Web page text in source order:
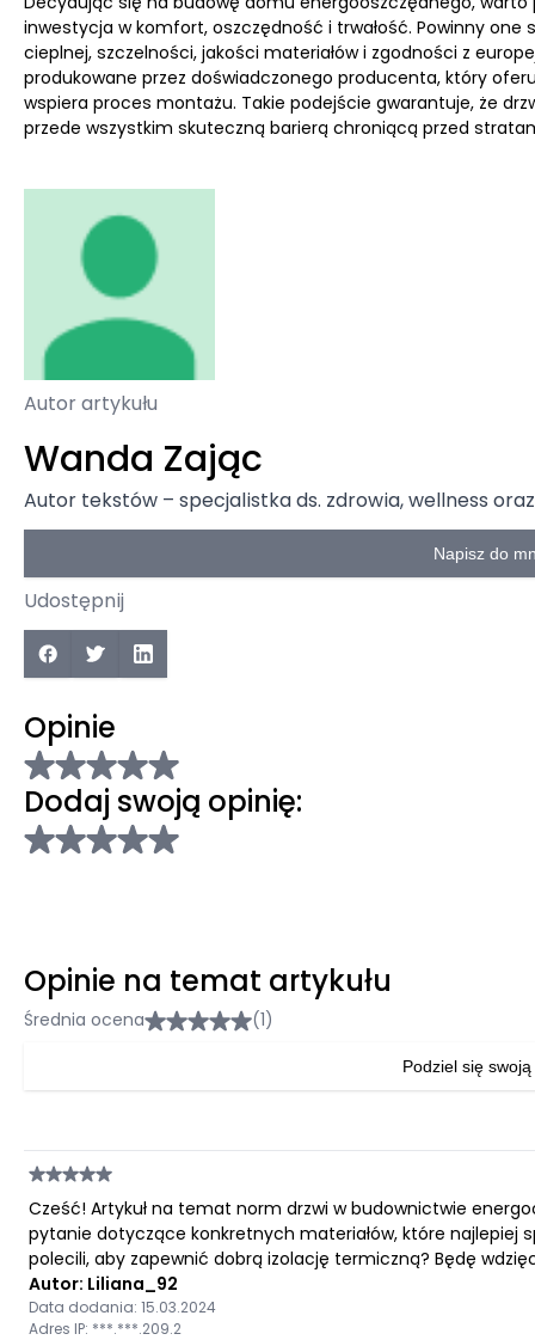
inwestycja w komfort, oszczędność i trwałość. Powinny
cieplnej, szczelności, jakości materiałów i zgodności z
produkowane przez doświadczonego producenta, który
wspiera proces montażu. Takie podejście gwarantuje, że
przede wszystkim skuteczną barierą chroniącą przed
Autor artykułu
Wanda Zając
Autor tekstów – specjalistka ds. zdrowia, wellness
Napisz do
Udostępnij
Opinie
Dodaj swoją opinię:
Opinie na temat artykułu
Średnia ocena (1)
Podziel się
Cześć! Artykuł na temat norm drzwi w budownictwie
pytanie dotyczące konkretnych materiałów, które najlepiej
polecili, aby zapewnić dobrą izolację termiczną? Będę
Autor: Liliana_92
Data dodania: 15.03.2024
Adres IP: ***.***.209.2